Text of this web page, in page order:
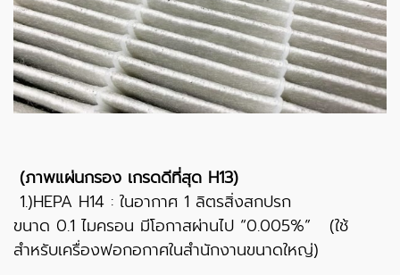
(ภาพแผ่นกรอง เกรดดีที่สุด H13)
1.)HEPA H14 : ในอากาศ 1 ลิตรสิ่งสกปรก
ขนาด 0.1 ไมครอน มีโอกาสผ่านไป “0.005%” (ใช้
สำหรับเครื่องฟอกอกาศในสำนักงานขนาดใหญ่)